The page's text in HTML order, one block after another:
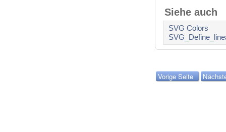
Siehe auch
SVG Colors
Vorige Seite